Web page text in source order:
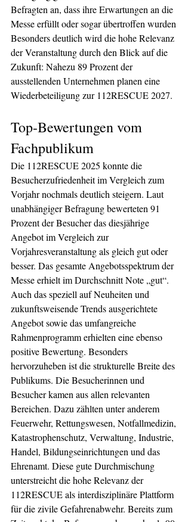
Befragten an, dass ihre Erwartungen an die
Messe erfüllt oder sogar übertroffen wurden
Besonders deutlich wird die hohe Relevanz
der Veranstaltung durch den Blick auf die
Zukunft: Nahezu 89 Prozent der
ausstellenden Unternehmen planen eine
Wiederbeteiligung zur 112RESCUE 2027.
Top-Bewertungen vom
Fachpublikum
Die 112RESCUE 2025 konnte die
Besucherzufriedenheit im Vergleich zum
Vorjahr nochmals deutlich steigern. Laut
unabhängiger Befragung bewerteten 91
Prozent der Besucher das diesjährige
Angebot im Vergleich zur
Vorjahresveranstaltung als gleich gut oder
besser. Das gesamte Angebotsspektrum der
Messe erhielt im Durchschnitt Note „gut“.
Auch das speziell auf Neuheiten und
zukunftsweisende Trends ausgerichtete
Angebot sowie das umfangreiche
Rahmenprogramm erhielten eine ebenso
positive Bewertung. Besonders
hervorzuheben ist die strukturelle Breite des
Publikums. Die Besucherinnen und
Besucher kamen aus allen relevanten
Bereichen. Dazu zählten unter anderem
Feuerwehr, Rettungswesen, Notfallmedizin,
Katastrophenschutz, Verwaltung, Industrie,
Handel, Bildungseinrichtungen und das
Ehrenamt. Diese gute Durchmischung
unterstreicht die hohe Relevanz der
112RESCUE als interdisziplinäre Plattform
für die zivile Gefahrenabwehr. Bereits zum